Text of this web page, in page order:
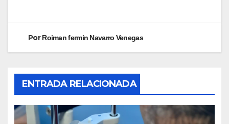
PorRoiman fermin Navarro Venegas
ENTRADA RELACIONADA